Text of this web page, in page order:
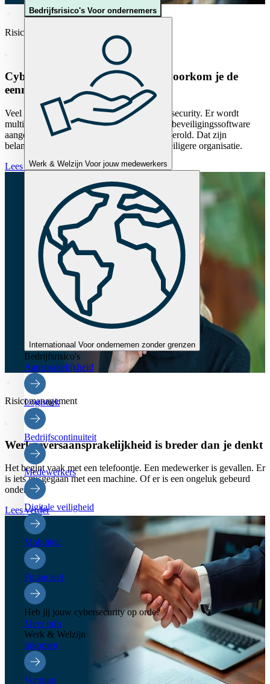
Bedrijfsrisico's Voor ondernemers
Werk & Welzijn Voor jouw medewerkers
Internationaal Voor ondernemen zonder grenzen
Bedrijfsrisico's
Aansprakelijkheid
Logistiek
Bedrijfscontinuiteit
Medewerkers
Digitale veiligheid
Mobiliteit
Financieel
Heb jij jouw cybersecurity op orde?
Meer info
Werk & Welzijn
Inkomen
Verzuim
Risicomanagement
Cybersecurity is geen project: zo voorkom je de
eenmalige investeringskuil
Veel organisaties investeren serieus in cybersecurity. Er wordt
multifactor-authenticatie ingevoerd, nieuwe beveiligingssoftware
aangeschaft of een awarenesscampagne uitgerold. Dat zijn
belangrijke stappen die bijdragen aan een veiligere organisatie.
Lees verder
Risicomanagement
Werkgeversaansprakelijkheid is breder dan je denkt
Het begint vaak met een telefoontje. Een medewerker is gevallen. Er
is iets misgegaan met een machine. Of er is een ongeluk gebeurd
onderweg.
Lees verder